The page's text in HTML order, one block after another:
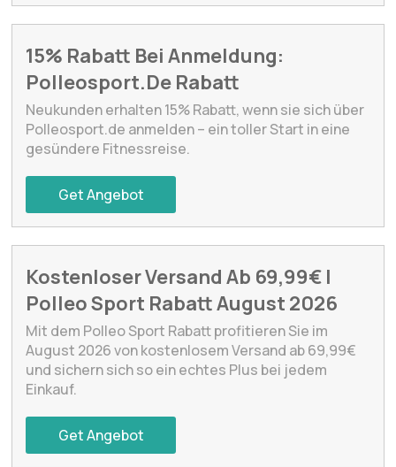
15% Rabatt Bei Anmeldung:
Polleosport.De Rabatt
Neukunden erhalten 15% Rabatt, wenn sie sich über
Polleosport.de anmelden – ein toller Start in eine
gesündere Fitnessreise.
Get Angebot
Kostenloser Versand Ab 69,99€ |
Polleo Sport Rabatt August 2026
Mit dem Polleo Sport Rabatt profitieren Sie im
August 2026 von kostenlosem Versand ab 69,99€
und sichern sich so ein echtes Plus bei jedem
Einkauf.
Get Angebot